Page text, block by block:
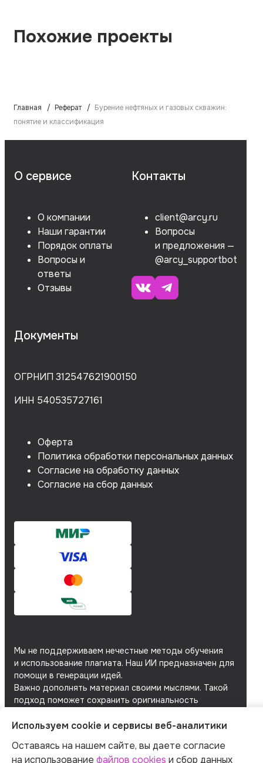
Похожие проекты
Главная Реферат
Бурение нефтяных и газовых скважин:
понятие и классификация
О сервисе
О компании
Наши гарантии
Порядок оплаты
Вопросы и
ответы
Отзывы
Контакты
client@arcy.ru
Вопросы
и предложения —
@arcy_supportbot
Документы
ОГРНИП 312547621900150
ИНН 540535727161
Оферта
Политика обработки персональных данных
Согласие на обработку данных
Согласие на сбор данных
Мы не поддерживаем нечестные методы обучения
и использование плагиата. Наш ИИ предназначен для
помощи в генерации идей.
Важно дополнять материал своими мыслями. Такой
подход поможет сохранить оригинальность
Мы используемфайлы cookieисервисы веб-
аналитикидля персонализации сервисов
и повышения удобства пользования сайтом.
Используем cookie и сервисы веб-аналитики
Оставаясь на нашем сайте, вы даете согласие
на использование файлов cookies и сбор данных